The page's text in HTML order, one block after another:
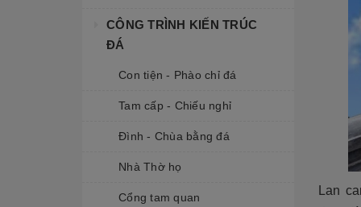
CÔNG TRÌNH KIẾN TRÚC
ĐÁ
Con tiện - Phào chỉ đá
Tam cấp - Chiếu nghỉ
Đình - Chùa bằng đá
Nhà Thờ họ
Cổng tam quan Lan